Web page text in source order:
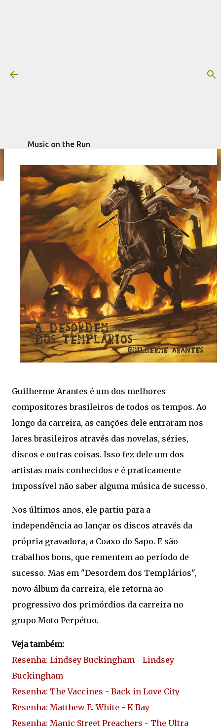
Music on the Run
Resenha: Guilherme Arantes -
Guilherme Arantes é um dos melhores
compositores brasileiros de todos os tempos. Ao
longo da carreira, as canções dele entraram nos
lares brasileiros através das novelas, séries,
discos e outras coisas. Isso fez dele um dos
artistas mais conhecidos e é praticamente
impossível não saber alguma música de sucesso.
Nos últimos anos, ele partiu para a
independência ao lançar os discos através da
própria gravadora, a Coaxo do Sapo. E são
trabalhos bons, que rementem ao período de
sucesso. Mas em "Desordem dos Templários",
novo álbum da carreira, ele retorna ao
progressivo dos primórdios da carreira no
grupo Moto Perpétuo.
Veja também:
Resenha: Lindsey Buckingham - Lindsey
Buckingham
Resenha: The Vaccines - Back in Love City
Resenha: Matthew E. White - K Bay
Resenha: Manic Street Preachers - The Ultra